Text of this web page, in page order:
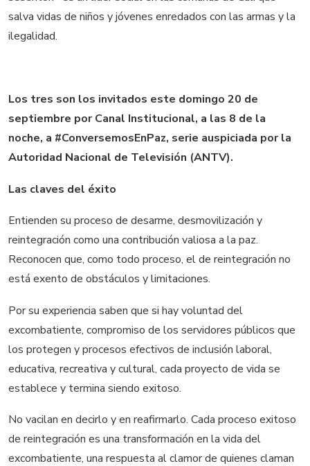
salva vidas de niños y jóvenes enredados con las armas y la
ilegalidad.
Los tres son los invitados este domingo 20 de
septiembre por Canal Institucional, a las 8 de la
noche, a #ConversemosEnPaz, serie auspiciada por la
Autoridad Nacional de Televisión (ANTV).
Las claves del éxito
Entienden su proceso de desarme, desmovilización y
reintegración como una contribución valiosa a la paz.
Reconocen que, como todo proceso, el de reintegración no
está exento de obstáculos y limitaciones.
Por su experiencia saben que si hay voluntad del
excombatiente, compromiso de los servidores públicos que
los protegen y procesos efectivos de inclusión laboral,
educativa, recreativa y cultural, cada proyecto de vida se
establece y termina siendo exitoso.
No vacilan en decirlo y en reafirmarlo. Cada proceso exitoso
de reintegración es una transformación en la vida del
excombatiente, una respuesta al clamor de quienes claman